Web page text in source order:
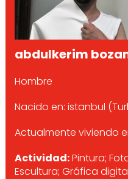
abdulkerim
Hombre
Nacido en: istanbul
Actualmente viviendo
Actividad:Pintura;
Escultura; Gráfica